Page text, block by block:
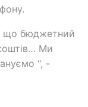
що бюджетний
Ми
", -